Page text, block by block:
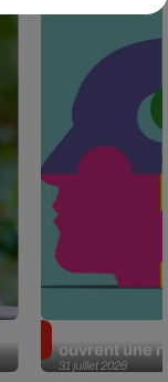
31 juillet 2026
ouvrent une